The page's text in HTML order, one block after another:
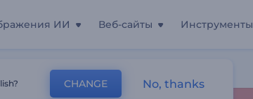
ИИ Веб-сайты Инструменты
CHANGE No, thanks